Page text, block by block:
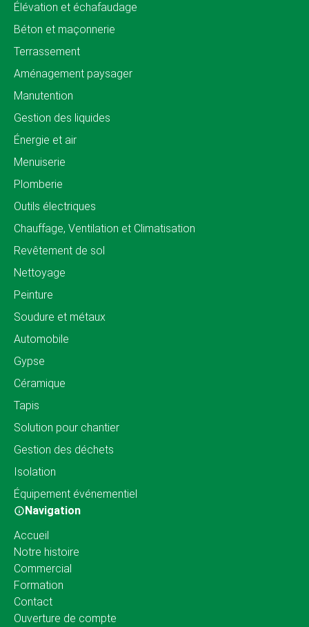
Élévation et échafaudage
Béton et maçonnerie
Terrassement
Aménagement paysager
Manutention
Gestion des liquides
Énergie et air
Menuiserie
Plomberie
Outils électriques
Chauffage, Ventilation et Climatisation
Revêtement de sol
Nettoyage
Peinture
Soudure et métaux
Automobile
Gypse
Céramique
Tapis
Solution pour chantier
Gestion des déchets
Isolation
Équipement événementiel
Navigation
Accueil
Notre histoire
Commercial
Formation
Contact
Ouverture de compte